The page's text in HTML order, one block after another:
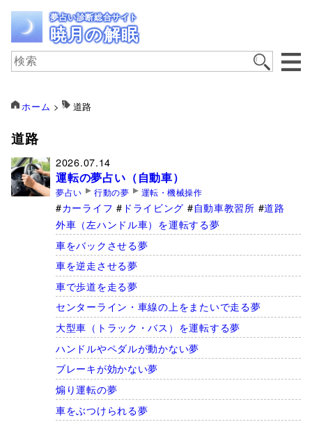
夢占い診断総合サイト
暁月の解眠
ホーム > 道路
道路
2026.07.14
運転の夢占い（自動車）
夢占い 行動の夢 運転・機械操作
カーライフ ドライビング 自動車教習所
道路
外車（左ハンドル車）を運転する夢
車をバックさせる夢
車を逆走させる夢
車で歩道を走る夢
センターライン・車線の上をまたいで走る夢
大型車（トラック・バス）を運転する夢
ハンドルやペダルが動かない夢
ブレーキが効かない夢
煽り運転の夢
車をぶつけられる夢